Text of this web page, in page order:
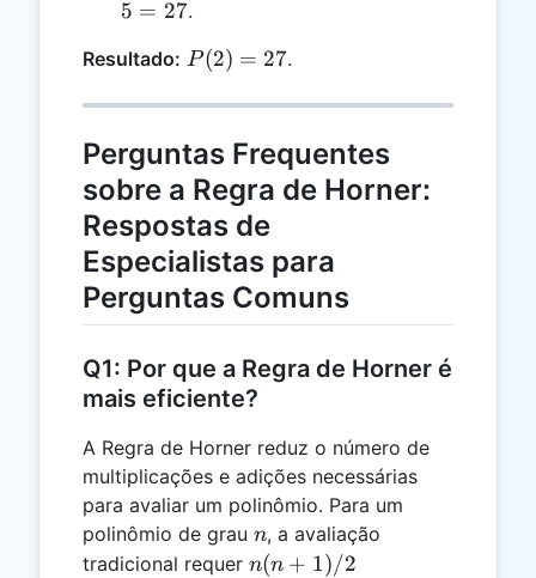
5 = 27.
Resultado: P(2)
27
P(2) = 27.
Perguntas Frequentes
sobre a Regra de Horner:
Respostas de
Especialistas para
Perguntas Comuns
Q1: Por que a Regra de Horner é
mais eficiente?
A Regra de Horner reduz o número de
multiplicações e adições necessárias
para avaliar um polinômio. Para um
polinômio de grau n
n, a avaliação
tradicional requer n(n+1)/2
n(n + 1)/2